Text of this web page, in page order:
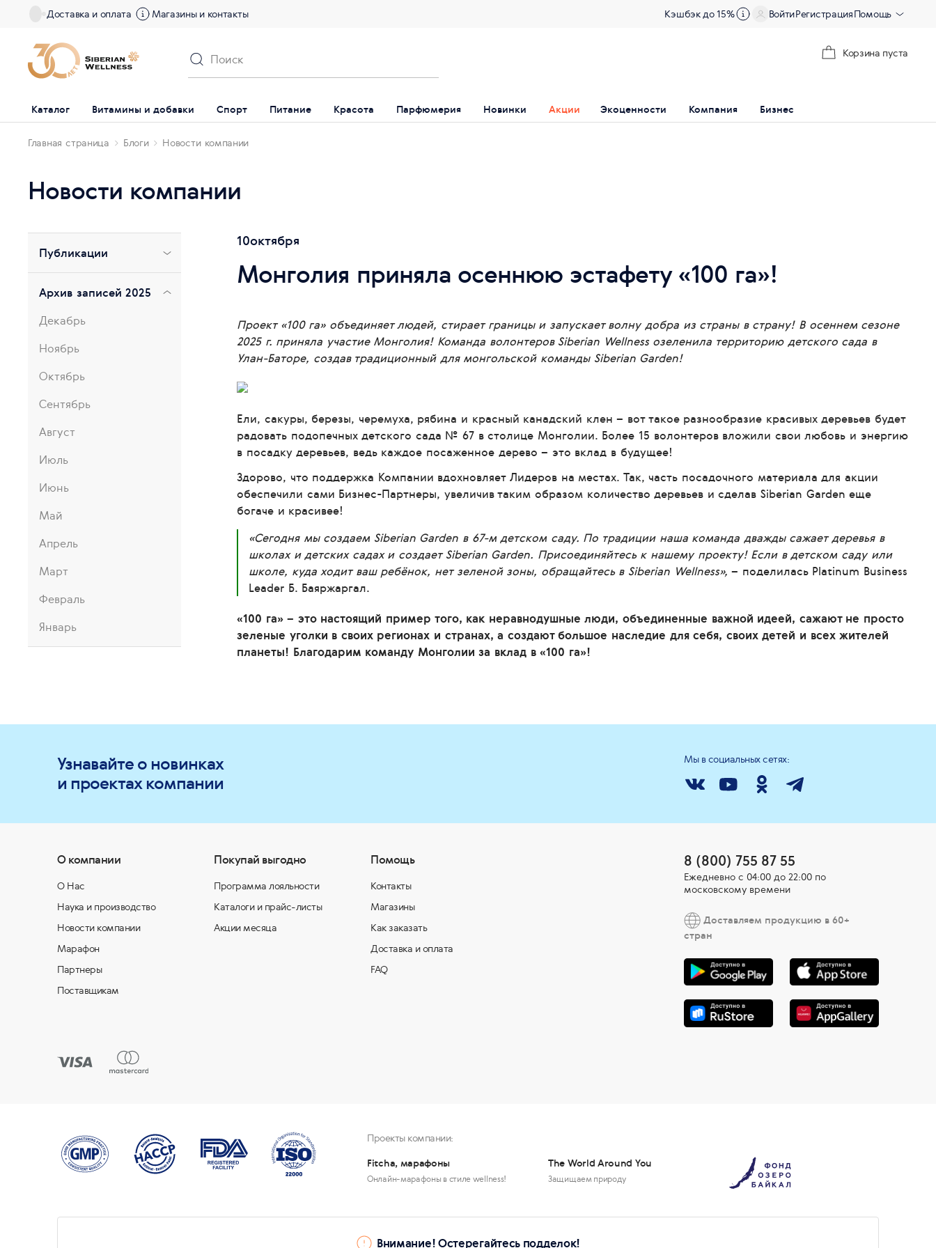
Доставка и оплата Магазины и контакты Кэшбэк до 15% ВойтиРегистрацияПомощь
Корзина пуста
Каталог Витамины и добавки Спорт Питание Красота Парфюмерия Новинки Акции Экоценности Компания Бизнес
Главная страница Блоги Новости компании
Новости компании
10октября
Монголия приняла осеннюю эстафету «100 га»!
Проект «100 га» объединяет людей, стирает границы и запускает волну добра из страны в страну! В осеннем сезоне
2025 г. приняла участие Монголия! Команда волонтеров Siberian Wellness озеленила территорию детского сада в
Улан-Баторе, создав традиционный для монгольской команды Siberian Garden!
Ели, сакуры, березы, черемуха, рябина и красный канадский клен – вот такое разнообразие красивых деревьев будет
радовать подопечных детского сада № 67 в столице Монголии. Более 15 волонтеров вложили свои любовь и энергию
в посадку деревьев, ведь каждое посаженное дерево – это вклад в будущее!
Здорово, что поддержка Компании вдохновляет Лидеров на местах. Так, часть посадочного материала для акции
обеспечили сами Бизнес-Партнеры, увеличив таким образом количество деревьев и сделав Siberian Garden еще
богаче и красивее!
«Сегодня мы создаем Siberian Garden в 67-м детском саду. По традиции наша команда дважды сажает деревья в
школах и детских садах и создает Siberian Garden. Присоединяйтесь к нашему проекту! Если в детском саду или
школе, куда ходит ваш ребёнок, нет зеленой зоны, обращайтесь в Siberian Wellness», – поделилась Platinum Business
Leader Б. Баяржаргал.
«100 га» – это настоящий пример того, как неравнодушные люди, объединенные важной идеей, сажают не просто
зеленые уголки в своих регионах и странах, а создают большое наследие для себя, своих детей и всех жителей
планеты! Благодарим команду Монголии за вклад в «100 га»!
Публикации
Архив записей 2025
Декабрь
Ноябрь
Октябрь
Сентябрь
Август
Июль
Июнь
Май
Апрель
Март
Февраль
Январь
Узнавайте о новинках
и проектах компании
Мы в социальных сетях:
О компании
О Нас
Наука и производство
Новости компании
Марафон
Партнеры
Поставщикам
Покупай выгодно
Программа лояльности
Каталоги и прайс-листы
Акции месяца
Помощь
Контакты
Магазины
Как заказать
Доставка и оплата
FAQ
8 (800) 755 87 55
Ежедневно c 04:00 до 22:00 по
московскому времени
Доставляем продукцию в 60+
стран
Проекты компании:
Fitcha, марафоны
Онлайн-марафоны в стиле wellness!
The World Around You
Защищаем природу
Внимание! Остерегайтесь подделок!